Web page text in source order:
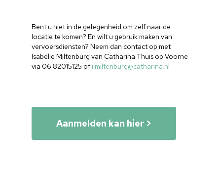
Bent u niet in de gelegenheid om zelf naar de
locatie te komen? En wilt u gebruik maken van
vervoersdiensten? Neem dan contact op met
Isabelle Miltenburg van Catharina Thuis op Voorne
via 06 82015125 of i.miltenburg@catharina.nl
Aanmelden kan hier >
Home
Voor
Cultuur op school